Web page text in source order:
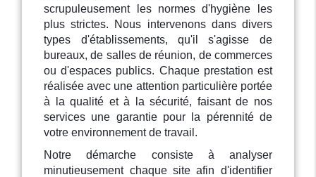
scrupuleusement les normes d'hygiène les
plus strictes. Nous intervenons dans divers
types d'établissements, qu'il s'agisse de
bureaux, de salles de réunion, de commerces
ou d'espaces publics. Chaque prestation est
réalisée avec une attention particulière portée
à la qualité et à la sécurité, faisant de nos
services une garantie pour la pérennité de
votre environnement de travail.
Notre démarche consiste à analyser
minutieusement chaque site afin d'identifier